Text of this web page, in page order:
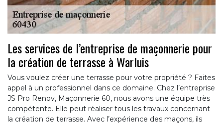
Les services de l’entreprise de maçonnerie pour
la création de terrasse à Warluis
Vous voulez créer une terrasse pour votre propriété ? Faites
appel à un professionnel dans ce domaine. Chez l’entreprise
JS Pro Renov, Maçonnerie 60, nous avons une équipe très
compétente. Elle peut réaliser tous les travaux concernant
la création de terrasse. Avec l’expérience des maçons, ils